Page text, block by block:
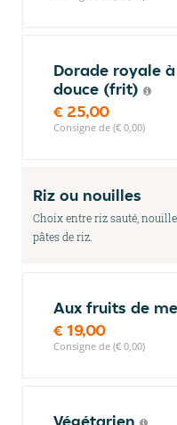
Dorade royale
douce (frit)
€ 25,00
Consigne de (€ 0,00)
Riz ou nouilles
Choix entre riz sauté,
pâtes de riz.
Aux fruits de
€ 19,00
Consigne de (€ 0,00)